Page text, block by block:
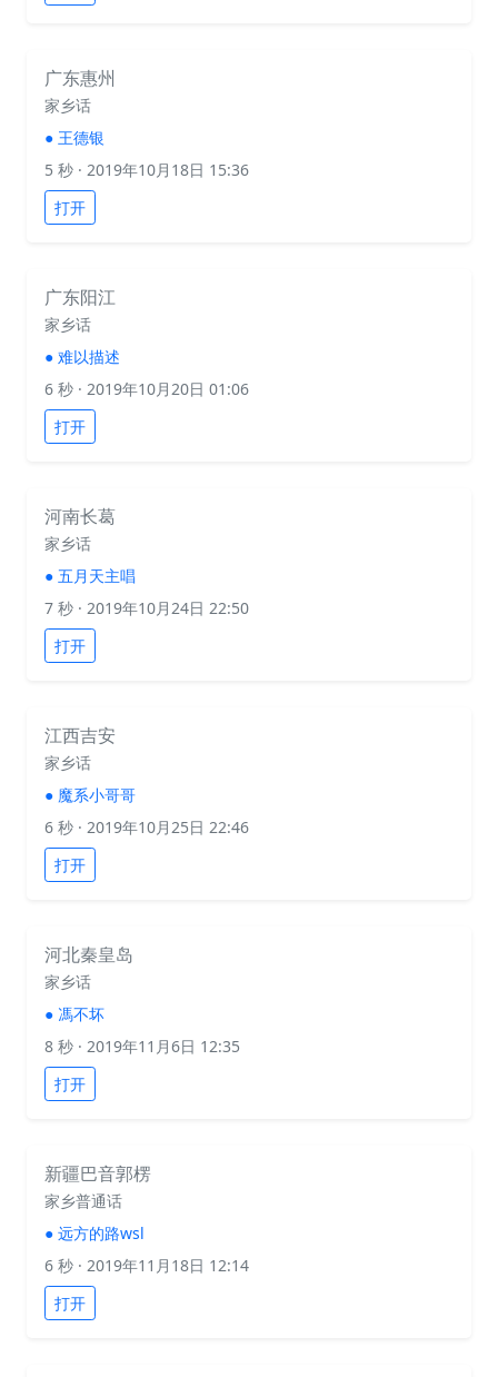
广东惠州
家乡话
● 王德银
5 秒 · 2019年10月18日 15:36
打开
广东阳江
家乡话
● 难以描述
6 秒 · 2019年10月20日 01:06
打开
河南长葛
家乡话
● 五月天主唱
7 秒 · 2019年10月24日 22:50
打开
江西吉安
家乡话
● 魔系小哥哥
6 秒 · 2019年10月25日 22:46
打开
河北秦皇岛
家乡话
● 馮不坏
8 秒 · 2019年11月6日 12:35
打开
新疆巴音郭楞
家乡普通话
● 远方的路wsl
6 秒 · 2019年11月18日 12:14
打开